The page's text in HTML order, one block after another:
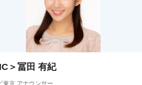
＞冨田 有紀
東京 アナウンサー